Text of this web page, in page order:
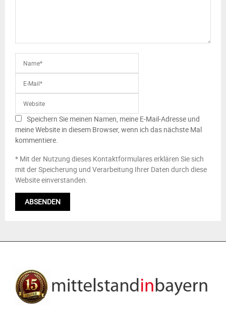
Speichern Sie meinen Namen, meine E-Mail-Adresse und
meine Website in diesem Browser, wenn ich das nächste Mal
kommentiere.
* Mit der Nutzung dieses Kontaktformulares erklären Sie sich
mit der Speicherung und Verarbeitung Ihrer Daten durch diese
Website einverstanden.